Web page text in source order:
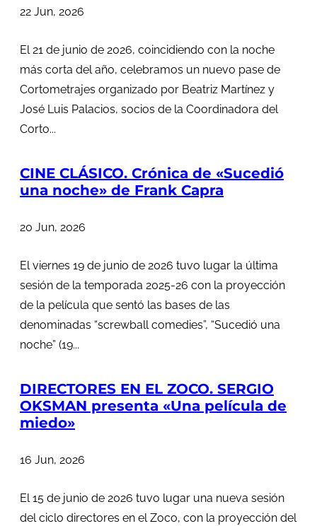
22 Jun, 2026
El 21 de junio de 2026, coincidiendo con la noche
más corta del año, celebramos un nuevo pase de
Cortometrajes organizado por Beatriz Martínez y
José Luis Palacios, socios de la Coordinadora del
Corto...
CINE CLÁSICO. Crónica de «Sucedió
una noche» de Frank Capra
20 Jun, 2026
El viernes 19 de junio de 2026 tuvo lugar la última
sesión de la temporada 2025-26 con la proyección
de la película que sentó las bases de las
denominadas “screwball comedies”, “Sucedió una
noche” (19...
DIRECTORES EN EL ZOCO. SERGIO
OKSMAN presenta «Una película de
miedo»
16 Jun, 2026
El 15 de junio de 2026 tuvo lugar una nueva sesión
del ciclo directores en el Zoco, con la proyección del